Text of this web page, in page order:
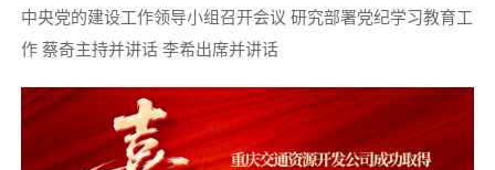
中央党的建设工作领导小组召开会议 研究部署党纪学习教育工
作 蔡奇主持并讲话 李希出席并讲话
微电园站一体化综合开发项目设计咨询服务中选候选人公示
2025-12-24
五里店TOD项目下部主体建筑结构安全性鉴定项目比选公告
2025-12-05
五里店TOD项目下部主体建筑消防安全评估项目比选公告